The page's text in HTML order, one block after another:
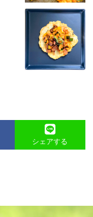
シェアする